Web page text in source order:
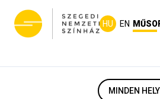
HU EN
MINDEN